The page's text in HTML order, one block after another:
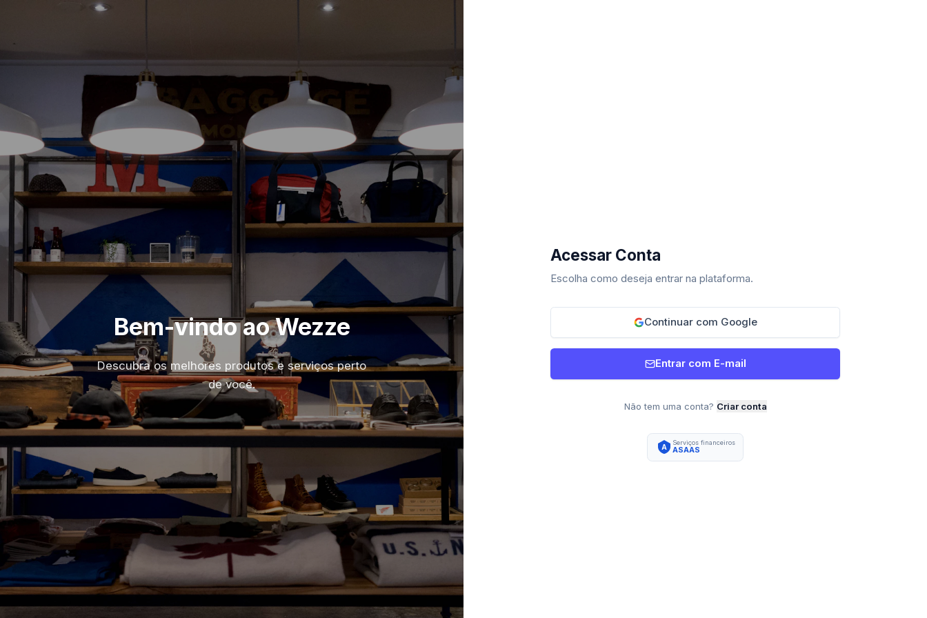
Bem-vindo ao Wezze
Descubra os melhores produtos e serviços perto
de você.
Acessar Conta
Escolha como deseja entrar na plataforma.
Continuar com Google
Entrar com E-mail
Não tem uma conta? Criar conta
A
Serviços financeiros
ASAAS